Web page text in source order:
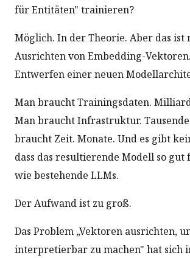
für Entitäten" trainieren?
Möglich. In der Theorie. Aber das ist
Ausrichten von Embedding-
Entwerfen einer neuen
Man braucht Trainingsdaten.
Man braucht Infrastruktur. Tausende
braucht Zeit. Monate. Und es gibt
dass das resultierende Modell so
wie bestehende LLMs.
Der Aufwand ist zu groß.
Das Problem „Vektoren ausrichten,
interpretierbar zu machen" hat sich